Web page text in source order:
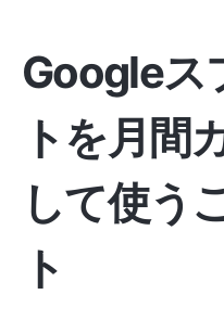
Googleス
トを月間
して使う
ト